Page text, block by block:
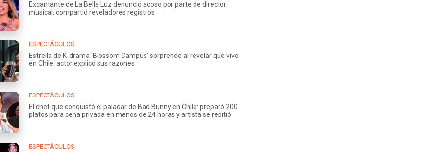
Excantante de La Bella Luz denunció acoso por parte de director
musical: compartió reveladores registros
ESPECTÁCULOS
Estrella de K-drama ‘Blossom Campus’ sorprende al revelar que vive
en Chile: actor explicó sus razones
ESPECTÁCULOS
El chef que conquistó el paladar de Bad Bunny en Chile: preparó 200
platos para cena privada en menos de 24 horas y artista se repitió
ESPECTÁCULOS